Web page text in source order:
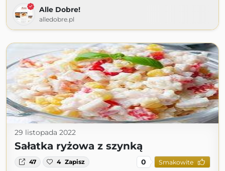
Alle Dobre!
alledobre.pl
29 listopada 2022
Sałatka ryżowa z szynką
47 4 Zapisz 0 Smakowite